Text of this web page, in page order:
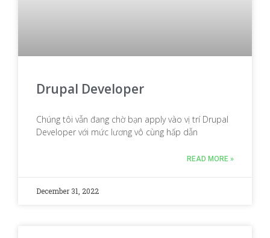
Drupal Developer
Chúng tôi vẫn đang chờ bạn apply vào vị trí Drupal
Developer với mức lương vô cùng hấp dẫn
READ MORE »
December 31, 2022